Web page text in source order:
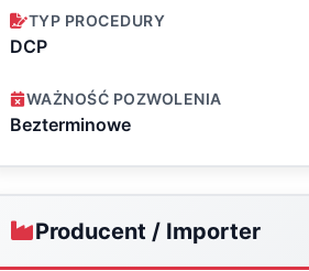
TYP PROCEDURY
DCP
WAŻNOŚĆ POZWOLENIA
Bezterminowe
Producent / Importer